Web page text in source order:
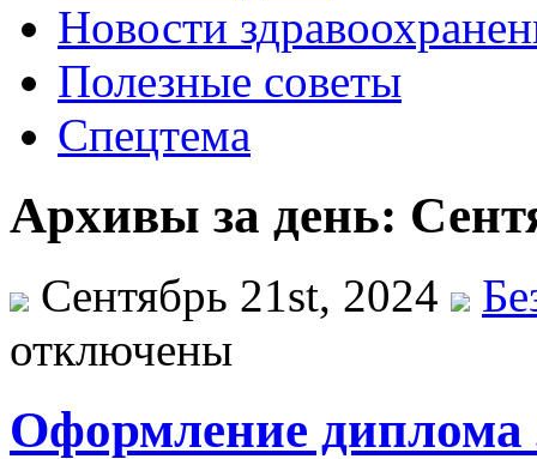
Новости
Полезные советы
Спецтема
Архивы за день:
Сентябрь 21st, 2024
отключены
Оформление диплома